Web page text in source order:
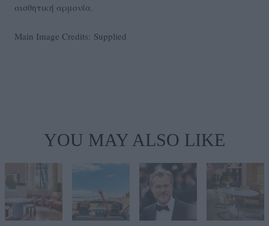
αισθητική αρμονία.
Main Image Credits: Supplied
YOU MAY ALSO LIKE